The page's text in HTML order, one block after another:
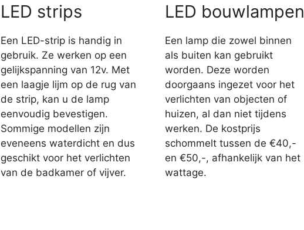
LED strips
Een LED-strip is handig in
gebruik. Ze werken op een
gelijkspanning van 12v. Met
een laagje lijm op de rug van
de strip, kan u de lamp
eenvoudig bevestigen.
Sommige modellen zijn
eveneens waterdicht en dus
geschikt voor het verlichten
van de badkamer of vijver.
LED bouwlampen
Een lamp die zowel binnen
als buiten kan gebruikt
worden. Deze worden
doorgaans ingezet voor het
verlichten van objecten of
huizen, al dan niet tijdens
werken. De kostprijs
schommelt tussen de €40,-
en €50,-, afhankelijk van het
wattage.